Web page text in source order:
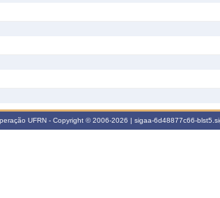
UFRN - Copyright © 2006-2026 | sigaa-6d48877c66-